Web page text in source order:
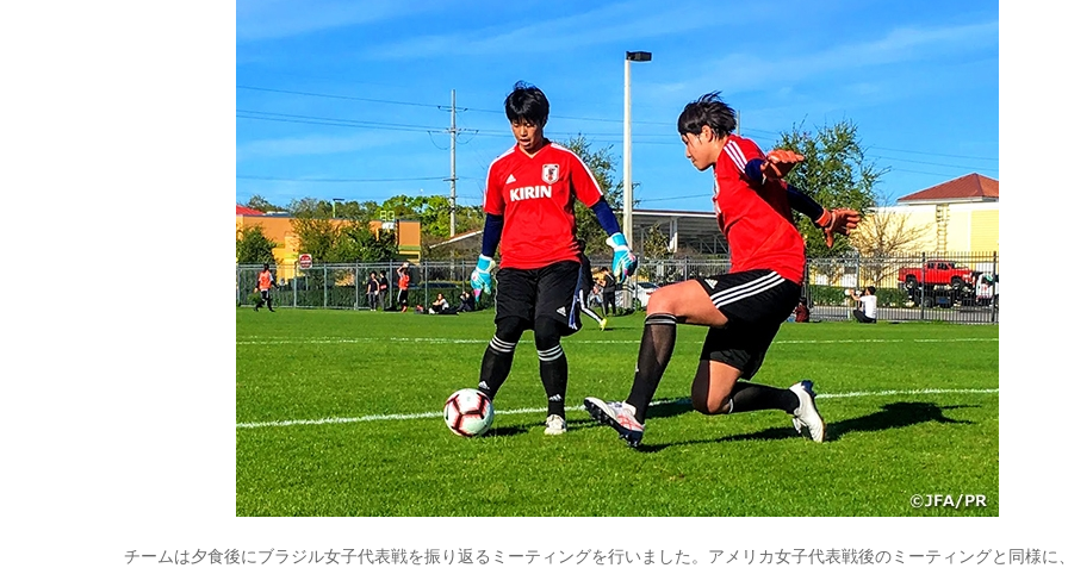
チームは夕食後にブラジル女子代表戦を振り返るミーティングを行いました。アメリカ女子代表戦後のミーティングと同様に